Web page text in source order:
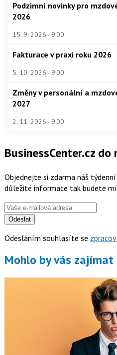
Podzimní novinky pro
2026
15. 9. 2026 9:00
Fakturace v praxi roku 2026
5. 10. 2026 9:00
Změny v personální a
2027
2. 11. 2026 9:00
BusinessCenter.cz do
Objednejte si zdarma náš
důležité informace tak budete
Odeslat
Odesláním souhlasíte se
Mohlo by vás zajímat